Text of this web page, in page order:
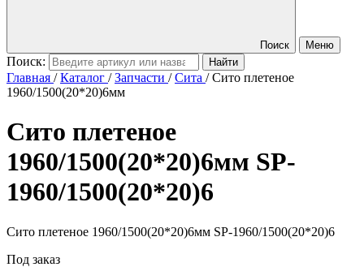
Поиск Меню
Поиск:
Главная /Каталог /Запчасти /Сита /Сито плетеное
1960/1500(20*20)6мм
Сито плетеное
1960/1500(20*20)6мм SP-
1960/1500(20*20)6
Сито плетеное 1960/1500(20*20)6мм SP-1960/1500(20*20)6
Под заказ